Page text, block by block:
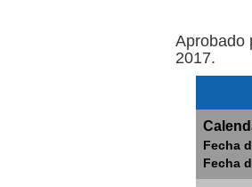
Aprobado
2017.
Fecha
Fecha